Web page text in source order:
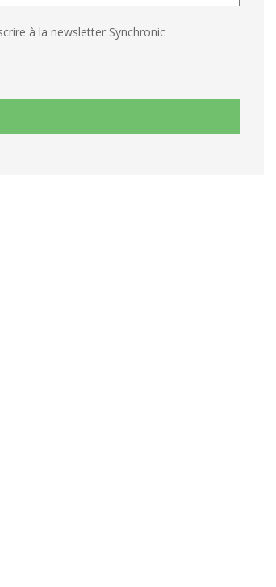
à la newsletter Synchronic